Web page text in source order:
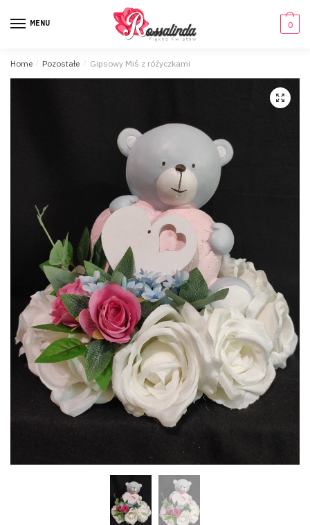
MENU 0
Home / Pozostałe / Gipsowy Miś z różyczkami